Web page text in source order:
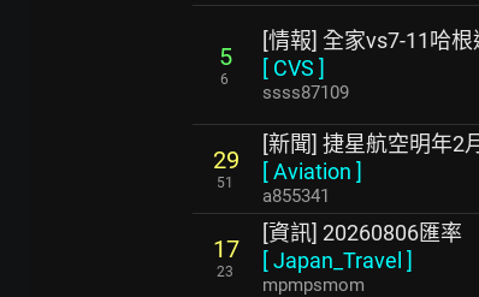
5
6
[情報] 全家vs7-11哈
[ CVS ]
ssss87109
29
51
[新聞] 捷星航空明年2
[Aviation ]
a855341
17
23
[資訊] 20260806匯率
[Japan_Travel ]
mpmpsmom